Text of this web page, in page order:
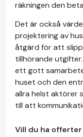
räkningen den
Det är också
projektering av
åtgärd för att
tillhörande
ett gott
huset och den
allra helst aktörer
till att
Vill du ha